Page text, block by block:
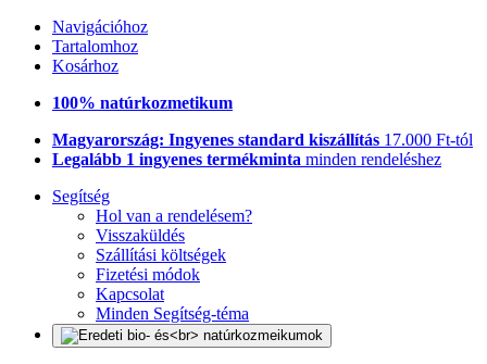
Navigációhoz
Tartalomhoz
Kosárhoz
100% natúrkozmetikum
Magyarország: Ingyenes standard kiszállítás 17.000 Ft-tól
Legalább 1 ingyenes termékminta minden rendeléshez
Segítség
Hol van a rendelésem?
Visszaküldés
Szállítási költségek
Fizetési módok
Kapcsolat
Minden Segítség-téma